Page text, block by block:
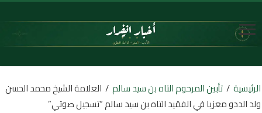
الرئيسية / تأبين المرحوم التاه بن سيد سالم / العلامة الشيخ محمد الحسن
ولد الددو معزيا في الفقيد التاه بن سيد سالم “تسجيل صوتي”